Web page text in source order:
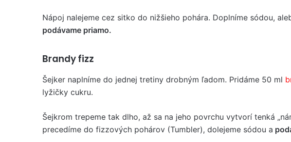
Nápoj nalejeme cez sitko do nižšieho pohára. Doplníme sódou,
podávame priamo.
Brandy fizz
Šejker naplníme do jednej tretiny drobným ľadom. Pridáme 50 ml
lyžičky cukru.
Šejkrom trepeme tak dlho, až sa na jeho povrchu vytvorí tenká
precedíme do fizzových pohárov (Tumbler), dolejeme sódou a